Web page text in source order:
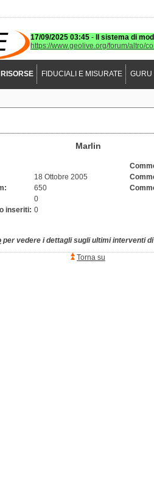
17/09/2025 03:45 -
Il sistema di
https://www.geolive.org/forum/altro/
RISORSE FIDUCIALI E MISURATE GURU
Marlin
18 Ottobre 2005
650
0
inseriti: 0
per vedere i dettagli sugli ultimi interventi
Torna su